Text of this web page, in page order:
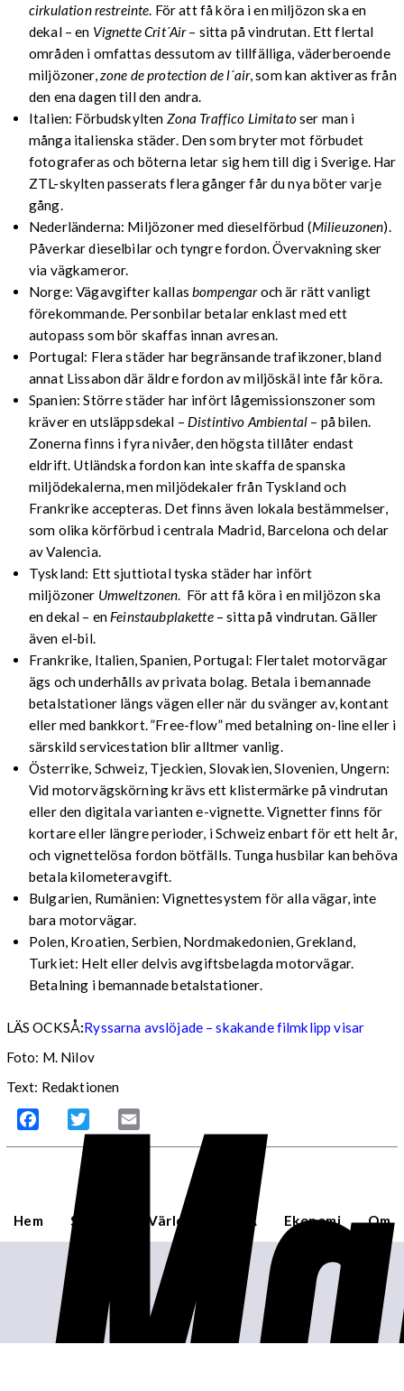
cirkulation restreinte. För att få köra i en miljözon ska en
dekal – en Vignette Crit´Air– sitta på vindrutan. Ett flertal
områden i omfattas dessutom av tillfälliga, väderberoende
miljözoner,zone de protection de l´air, som kan aktiveras från
den ena dagen till den andra.
Italien: Förbudskylten Zona Traffico Limitatoser man i
många italienska städer. Den som bryter mot förbudet
fotograferas och böterna letar sig hem till dig i Sverige. Har
ZTL-skylten passerats flera gånger får du nya böter varje
gång.
Nederländerna: Miljözoner med dieselförbud (Milieuzonen).
Påverkar dieselbilar och tyngre fordon. Övervakning sker
via vägkameror.
Norge: Vägavgifter kallasbompengaroch är rätt vanligt
förekommande. Personbilar betalar enklast med ett
autopass som bör skaffas innan avresan.
Portugal: Flera städer har begränsande trafikzoner, bland
annat Lissabon där äldre fordon av miljöskäl inte får köra.
Spanien: Större städer har infört lågemissionszoner som
kräver en utsläppsdekal – Distintivo Ambiental – på bilen.
Zonerna finns i fyra nivåer, den högsta tillåter endast
eldrift. Utländska fordon kan inte skaffa de spanska
miljödekalerna, men miljödekaler från Tyskland och
Frankrike accepteras. Det finns även lokala bestämmelser,
som olika körförbud i centrala Madrid, Barcelona och delar
av Valencia.
Tyskland: Ett sjuttiotal tyska städer har infört
miljözoner Umweltzonen. För att få köra i en miljözon ska
en dekal – en Feinstaubplakette– sitta på vindrutan. Gäller
även el-bil.
Frankrike, Italien, Spanien, Portugal: Flertalet motorvägar
ägs och underhålls av privata bolag. Betala i bemannade
betalstationer längs vägen eller när du svänger av, kontant
eller med bankkort. ”Free-flow” med betalning on-line eller i
särskild servicestation blir alltmer vanlig.
Österrike, Schweiz, Tjeckien, Slovakien, Slovenien, Ungern:
Vid motorvägskörning krävs ett klistermärke på vindrutan
eller den digitala varianten e-vignette. Vignetter finns för
kortare eller längre perioder, i Schweiz enbart för ett helt år,
och vignettelösa fordon bötfälls. Tunga husbilar kan behöva
betala kilometeravgift.
Bulgarien, Rumänien: Vignettesystem för alla vägar, inte
bara motorvägar.
Polen, Kroatien, Serbien, Nordmakedonien, Grekland,
Turkiet: Helt eller delvis avgiftsbelagda motorvägar.
Betalning i bemannade betalstationer.
LÄS OCKSÅ:Ryssarna avslöjade – skakande filmklipp visar
Foto: M. Nilov
Text: Redaktionen
Facebook Twitter
Hem Sverige Världen USA Ekonomi Om